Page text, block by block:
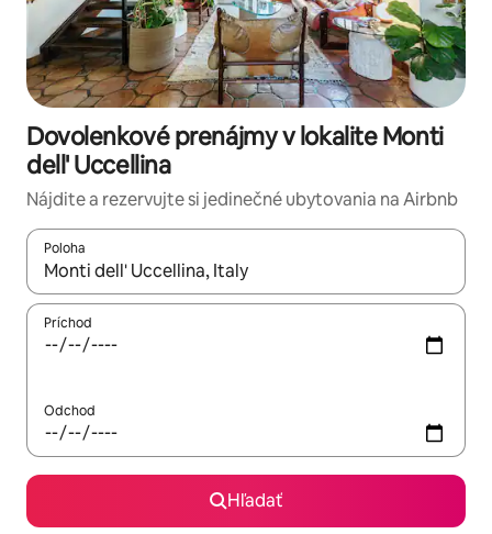
Dovolenkové prenájmy v lokalite Monti
dell' Uccellina
Nájdite a rezervujte si jedinečné ubytovania na Airbnb
Poloha
Keď budú výsledky k dispozícii, môžete si ich prechádzať
Príchod
Odchod
Hľadať